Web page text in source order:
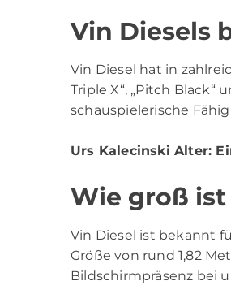
Vin Diesels
Vin Diesel hat in
Triple X“, „Pitch Black“
schauspielerische
Urs Kalecinski Alter:
Wie groß ist
Vin Diesel ist bekannt
Größe von rund 1,82
Bildschirmpräsenz bei